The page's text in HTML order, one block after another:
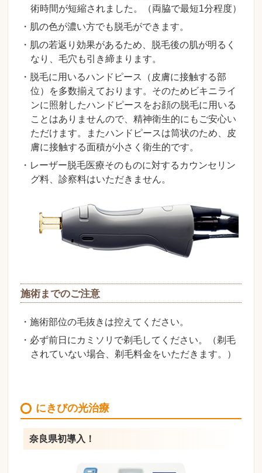
術時間が短縮されました。（両脇で最短1分程度）
・肌の色が濃い方でも脱毛ができます。
・肌の若返り効果があるため、脱毛後の肌が明るく
なり、毛穴も引き締まります。
・脱毛に用いるハンドピース（皮膚に接触する部
位）を多数揃えております。そのためビキニライ
ンに照射したハンドピースをお顔の脱毛に用いる
ことはありませんので、精神衛生的にもご安心い
ただけます。またハンドピースは筒状のため、皮
膚に接触する面積が小さく衛生的です。
・レーザー脱毛医療そのものに対するカウンセリン
グ料、診察料はいただきません。
施術までのご注意
・施術部位の毛抜きは控えてください。
・必ず前日にカミソリで剃毛してください。（剃毛
されていない場合、剃毛料金をいただきます。）
にきびの光治療
奈良県初導入！